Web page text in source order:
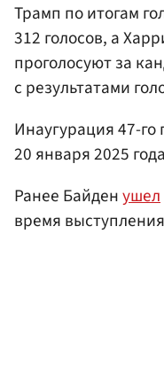
Трамп по итогам
312 голосов, а
проголосуют за
с результатами
Инаугурация 47-
20 января 2025
Ранее Байденушел
время